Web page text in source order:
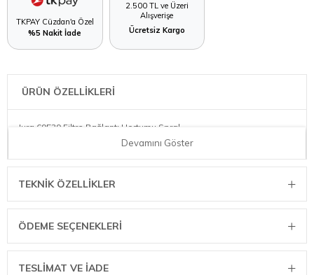
TKPAY Cüzdan'a Özel
%5 Nakit İade
2.500 TL ve Üzeri
Alışverişe
Ücretsiz Kargo
ÜRÜN ÖZELLİKLERİ
Jura 69539 Filtre Bağlantı Hortumu Spral
Devamını Göster
TEKNIK ÖZELLIKLER
ÖDEME SEÇENEKLERI
TESLİMAT VE İADE